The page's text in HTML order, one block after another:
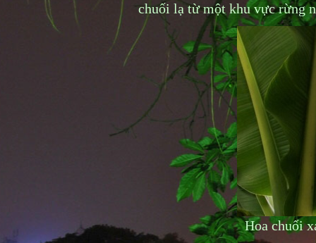
chuối lạ từ một khu vực rừng
Hoa chuối